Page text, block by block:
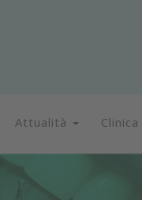
Attualità Clinica